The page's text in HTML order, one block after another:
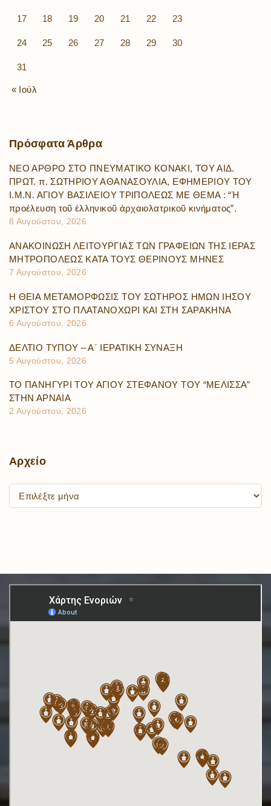
17 18 19 20 21 22 23
24 25 26 27 28 29 30
31
« Ιούλ
Πρόσφατα Άρθρα
ΝΕΟ ΑΡΘΡΟ ΣΤΟ ΠΝΕΥΜΑΤΙΚΟ ΚΟΝΑΚΙ, ΤΟΥ ΑΙΔ.
ΠΡΩΤ. π. ΣΩΤΗΡΙΟΥ ΑΘΑΝΑΣΟΥΛΙΑ, ΕΦΗΜΕΡΙΟΥ ΤΟΥ
Ι.Μ.Ν. ΑΓΙΟΥ ΒΑΣΙΛΕΙΟΥ ΤΡΙΠΟΛΕΩΣ ΜΕ ΘΕΜΑ : “Ἡ
προέλευση τοῦ ἑλληνικοῦ ἀρχαιολατρικοῦ κινήματος”.
8 Αυγούστου, 2026
ΑΝΑΚΟΙΝΩΣΗ ΛΕΙΤΟΥΡΓΙΑΣ ΤΩΝ ΓΡΑΦΕΙΩΝ ΤΗΣ ΙΕΡΑΣ
ΜΗΤΡΟΠΟΛΕΩΣ ΚΑΤΑ ΤΟΥΣ ΘΕΡΙΝΟΥΣ ΜΗΝΕΣ
7 Αυγούστου, 2026
Η ΘΕΙΑ ΜΕΤΑΜΟΡΦΩΣΙΣ ΤΟΥ ΣΩΤΗΡΟΣ ΗΜΩΝ ΙΗΣΟΥ
ΧΡΙΣΤΟΥ ΣΤΟ ΠΛΑΤΑΝΟΧΩΡΙ ΚΑΙ ΣΤΗ ΣΑΡΑΚΗΝΑ
6 Αυγούστου, 2026
ΔΕΛΤΙΟ ΤΥΠΟΥ – Α΄ ΙΕΡΑΤΙΚΗ ΣΥΝΑΞΗ
5 Αυγούστου, 2026
ΤΟ ΠΑΝΗΓΥΡΙ ΤΟΥ ΑΓΙΟΥ ΣΤΕΦΑΝΟΥ ΤΟΥ “ΜΕΛΙΣΣΑ”
ΣΤΗΝ ΑΡΝΑΙΑ
2 Αυγούστου, 2026
Αρχείο